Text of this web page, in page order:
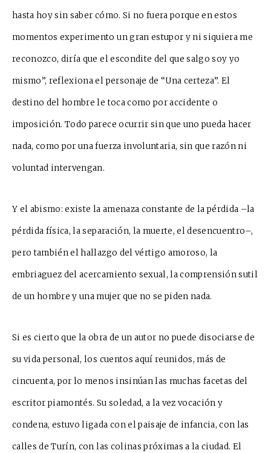
hasta hoy sin saber cómo. Si no fuera porque en estos
momentos experimento un gran estupor y ni siquiera me
reconozco, diría que el escondite del que salgo soy yo
mismo”, reflexiona el personaje de “Una certeza”. El
destino del hombre le toca como por accidente o
imposición. Todo parece ocurrir sin que uno pueda hacer
nada, como por una fuerza involuntaria, sin que razón ni
voluntad intervengan.
Y el abismo: existe la amenaza constante de la pérdida –la
pérdida física, la separación, la muerte, el desencuentro–,
pero también el hallazgo del vértigo amoroso, la
embriaguez del acercamiento sexual, la comprensión sutil
de un hombre y una mujer que no se piden nada.
Si es cierto que la obra de un autor no puede disociarse de
su vida personal, los cuentos aquí reunidos, más de
cincuenta, por lo menos insinúan las muchas facetas del
escritor piamontés. Su soledad, a la vez vocación y
condena, estuvo ligada con el paisaje de infancia, con las
calles de Turín, con las colinas próximas a la ciudad. El